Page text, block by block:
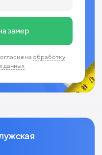
замер
на обработку
данных